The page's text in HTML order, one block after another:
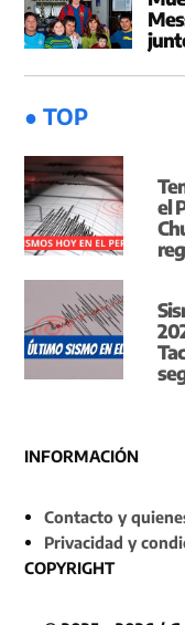
● TOP
el
INFORMACIÓN
Contacto y
Privacidad y
COPYRIGHT